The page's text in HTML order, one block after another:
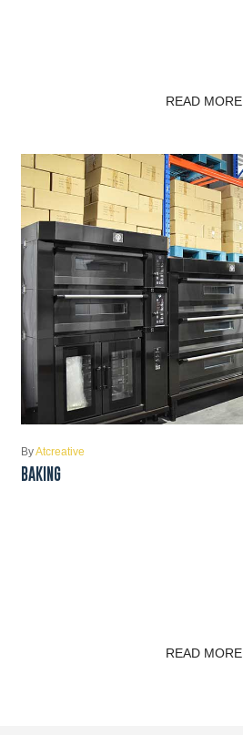
READ MORE
ByAtcreative
BAKING
READ MORE